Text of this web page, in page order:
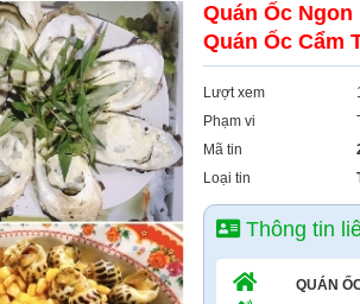
Quán Ốc Ngon
Quán Ốc Cẩm
Lượt xem
Phạm vi
Mã tin
Loại tin
Thông tin
QUÁN